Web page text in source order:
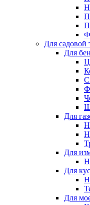
Для садовой
Для
Для
Для
Для
Для